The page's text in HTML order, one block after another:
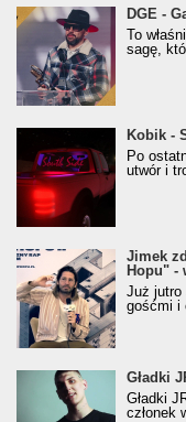
donGURALesko
Klasyczny/
(Popkillery 2023)
DGE -
To
sagę,
Kobik - Slalom ft.
[Official Music
Kobik -
Po
utwór i
Jimek zdradza
Hopu" - wywiad
Jimek
Hopu" -
Już jutro
gośćmi i
Gładki JR -Gładki
Gładki
członek